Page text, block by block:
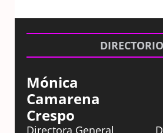
DIRECTORIO
Mónica
Camarena
Crespo
Directora General